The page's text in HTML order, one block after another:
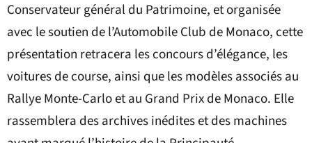
Conservateur général du Patrimoine, et organisée
avec le soutien de l’Automobile Club de Monaco, cette
présentation retracera les concours d’élégance, les
voitures de course, ainsi que les modèles associés au
Rallye Monte-Carlo et au Grand Prix de Monaco. Elle
rassemblera des archives inédites et des machines